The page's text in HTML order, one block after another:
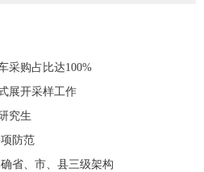
采购占比达100%
展开采样工作
究生
防范
省、市、县三级架构